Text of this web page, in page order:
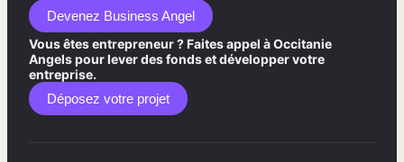
Devenez Business Angel
Vous êtes entrepreneur ? Faites appel à Occitanie
Angels pour lever des fonds et développer votre
entreprise.
Déposez votre projet